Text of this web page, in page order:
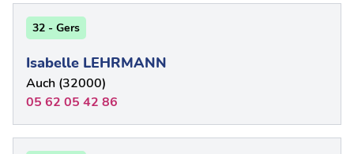
32 - Gers
Isabelle LEHRMANN
Auch (32000)
05 62 05 42 86